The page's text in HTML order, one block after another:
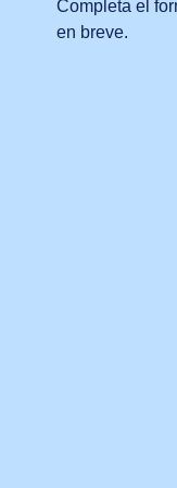
Completa el
en breve.